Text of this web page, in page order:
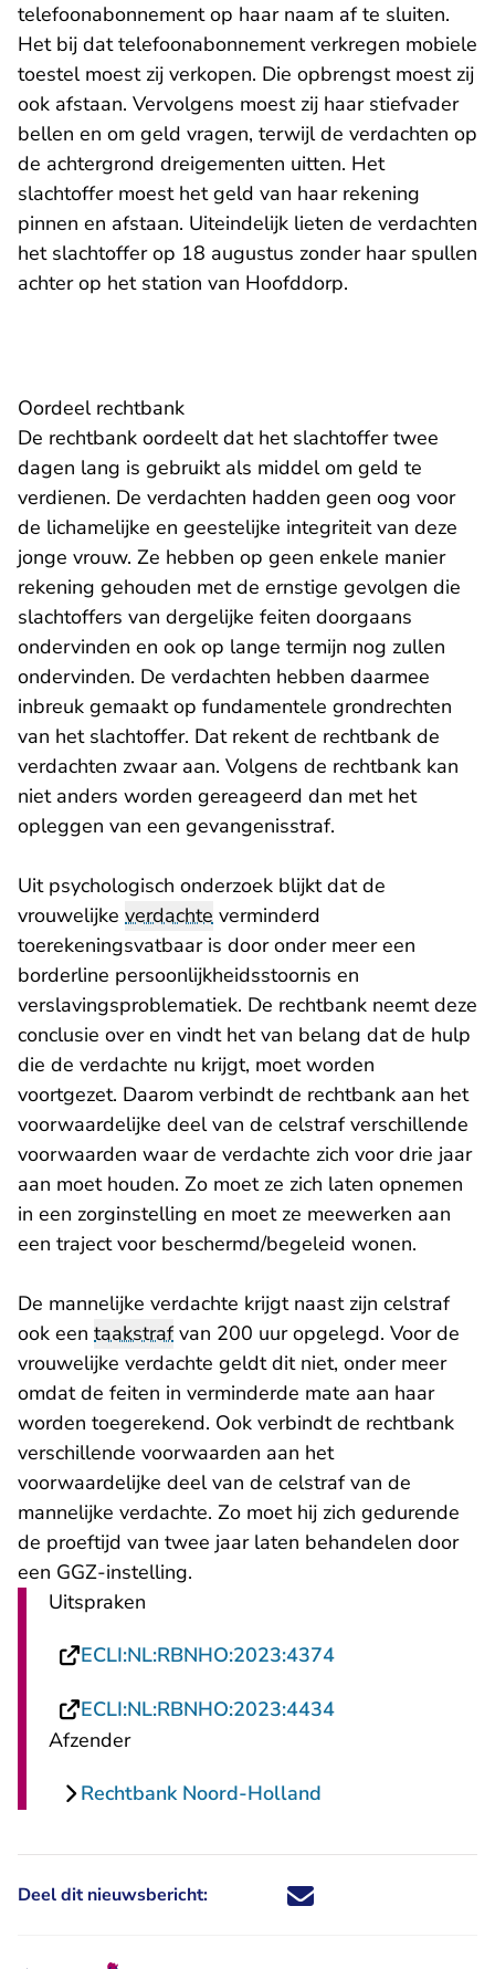
telefoonabonnement op haar naam af te sluiten.
Het bij dat telefoonabonnement verkregen mobiele
toestel moest zij verkopen. Die opbrengst moest zij
ook afstaan. Vervolgens moest zij haar stiefvader
bellen en om geld vragen, terwijl de verdachten op
de achtergrond dreigementen uitten. Het
slachtoffer moest het geld van haar rekening
pinnen en afstaan. Uiteindelijk lieten de verdachten
het slachtoffer op 18 augustus zonder haar spullen
achter op het station van Hoofddorp.
Oordeel rechtbank
De rechtbank oordeelt dat het slachtoffer twee
dagen lang is gebruikt als middel om geld te
verdienen. De verdachten hadden geen oog voor
de lichamelijke en geestelijke integriteit van deze
jonge vrouw. Ze hebben op geen enkele manier
rekening gehouden met de ernstige gevolgen die
slachtoffers van dergelijke feiten doorgaans
ondervinden en ook op lange termijn nog zullen
ondervinden. De verdachten hebben daarmee
inbreuk gemaakt op fundamentele grondrechten
van het slachtoffer. Dat rekent de rechtbank de
verdachten zwaar aan. Volgens de rechtbank kan
niet anders worden gereageerd dan met het
opleggen van een gevangenisstraf.
Uit psychologisch onderzoek blijkt dat de
vrouwelijke verdachte verminderd
toerekeningsvatbaar is door onder meer een
borderline persoonlijkheidsstoornis en
verslavingsproblematiek. De rechtbank neemt deze
conclusie over en vindt het van belang dat de hulp
die de verdachte nu krijgt, moet worden
voortgezet. Daarom verbindt de rechtbank aan het
voorwaardelijke deel van de celstraf verschillende
voorwaarden waar de verdachte zich voor drie jaar
aan moet houden. Zo moet ze zich laten opnemen
in een zorginstelling en moet ze meewerken aan
een traject voor beschermd/begeleid wonen.
De mannelijke verdachte krijgt naast zijn celstraf
ook een taakstrafvan 200 uur opgelegd. Voor de
vrouwelijke verdachte geldt dit niet, onder meer
omdat de feiten in verminderde mate aan haar
worden toegerekend. Ook verbindt de rechtbank
verschillende voorwaarden aan het
voorwaardelijke deel van de celstraf van de
mannelijke verdachte. Zo moet hij zich gedurende
de proeftijd van twee jaar laten behandelen door
een GGZ-instelling.
Uitspraken
ECLI:NL:RBNHO:2023:4374- U verlaat
ECLI:NL:RBNHO:2023:4434- U verlaat
Afzender
Rechtbank Noord-Holland
Deel dit nieuwsbericht: Deel dit nieuwsbericht via X -
Deel dit nieuwsbericht via
Deel dit nieuwsbericht
Deel dit